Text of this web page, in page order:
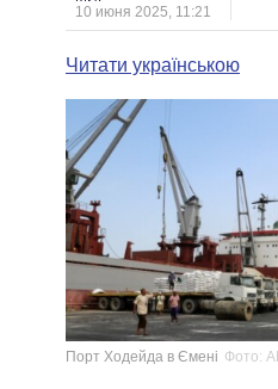
ДАЙДЖЕСТЫ
ВЕРХОВНАЯ РАДА
МЭРЫ
ВСЕ ПЕРСОНЫ
10 июня 2025, 11:21
Читати українською
Порт Ходейда в Єменi Фото: